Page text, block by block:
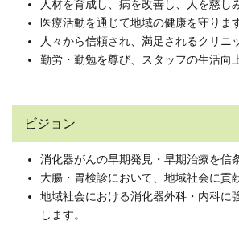
人材を育成し、病を改善し、人を慈し
医療活動を通じて地域の健康を守りま
人々から信頼され、満足されるクリニ
勤労・勤勉を尊び、スタッフの生活向
ビジョン
消化器がんの早期発見・早期治療を信
大腸・胃検診において、地域社会に貢
地域社会における消化器外科・内科に
します。